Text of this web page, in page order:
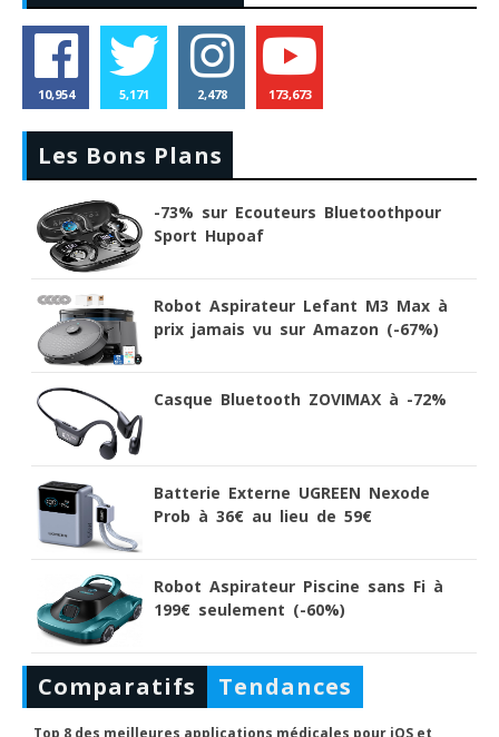
10,954 5,171 2,478 173,673
Les Bons Plans
-73% sur Ecouteurs Bluetoothpour
Sport Hupoaf
Robot Aspirateur Lefant M3 Max à
prix jamais vu sur Amazon (-67%)
Casque Bluetooth ZOVIMAX à -72%
Batterie Externe UGREEN Nexode
Prob à 36€ au lieu de 59€
Robot Aspirateur Piscine sans Fi à
199€ seulement (-60%)
Comparatifs Tendances
Top 8 des meilleures applications médicales pour iOS et